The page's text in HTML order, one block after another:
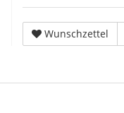
Wunschzettel